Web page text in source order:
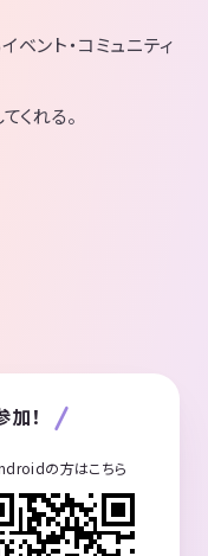
ント・コミュニティ
くれる。
！
の方はこちら